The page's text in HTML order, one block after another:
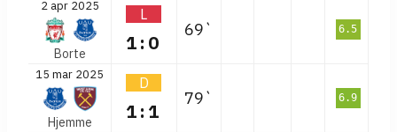
2 apr 2025
Borte
L
1:0
69` 6.5
15 mar 2025
Hjemme
D
1:1
79` 6.9